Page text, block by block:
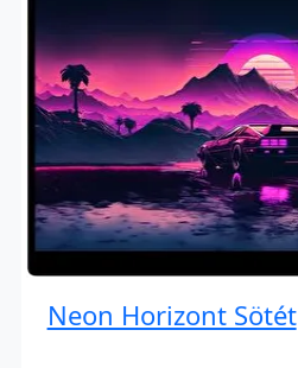
Neon Horizont Sötét